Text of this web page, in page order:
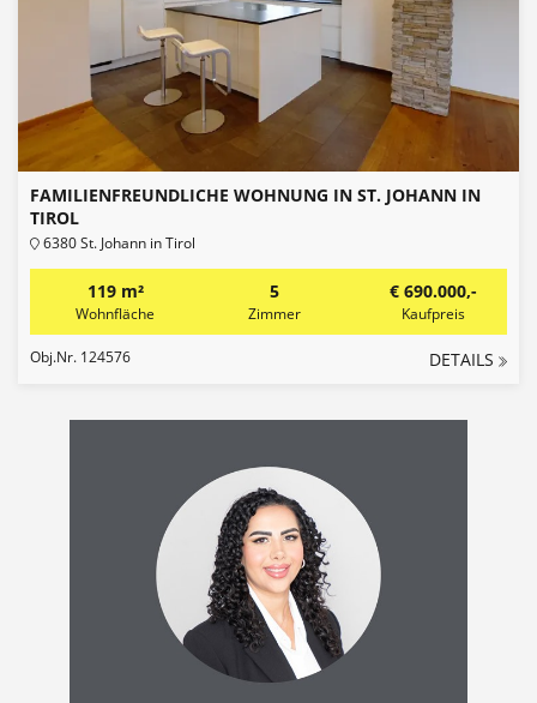
FAMILIENFREUNDLICHE WOHNUNG IN ST. JOHANN IN
TIROL
6380 St. Johann in Tirol
119 m²
Wohnfläche
5
Zimmer
€ 690.000,-
Kaufpreis
Obj.Nr. 124576 DETAILS